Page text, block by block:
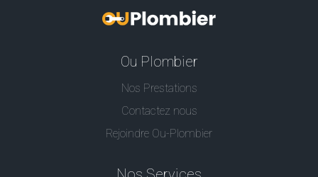
Ou Plombier
Nos Prestations
Contactez nous
Rejoindre Ou-Plombier